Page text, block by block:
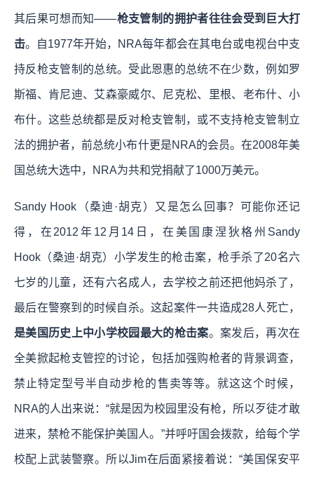
其后果可想而知——枪支管制的拥护者往往会受到巨大打
击。自1977年开始，NRA每年都会在其电台或电视台中支
持反枪支管制的总统。受此恩惠的总统不在少数，例如罗
斯福、肯尼迪、艾森豪威尔、尼克松、里根、老布什、小
布什。这些总统都是反对枪支管制，或不支持枪支管制立
法的拥护者，前总统小布什更是NRA的会员。在2008年美
国总统大选中，NRA为共和党捐献了1000万美元。
Sandy Hook（桑迪·胡克）又是怎么回事？可能你还记
得，在2012年12月14日，在美国康涅狄格州Sandy
Hook（桑迪·胡克）小学发生的枪击案，枪手杀了20名六
七岁的儿童，还有六名成人，去学校之前还把他妈杀了，
最后在警察到的时候自杀。这起案件一共造成28人死亡，
是美国历史上中小学校园最大的枪击案。案发后，再次在
全美掀起枪支管控的讨论，包括加强购枪者的背景调查，
禁止特定型号半自动步枪的售卖等等。就这这个时候，
NRA的人出来说：“就是因为校园里没有枪，所以歹徒才敢
进来，禁枪不能保护美国人。”并呼吁国会拨款，给每个学
校配上武装警察。所以Jim在后面紧接着说：“美国保安平